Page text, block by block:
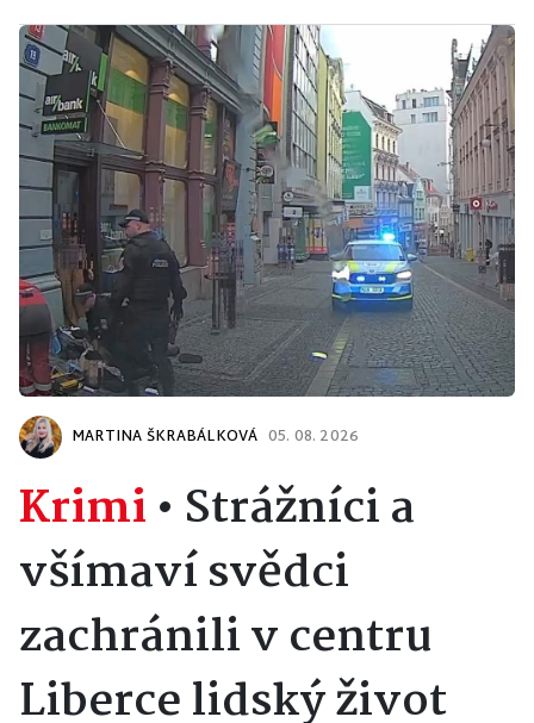
MARTINA ŠKRABÁLKOVÁ 05. 08. 2026
Krimi• Strážníci a
všímaví svědci
zachránili v centru
Liberce lidský život